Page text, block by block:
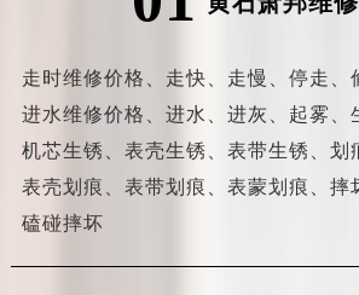
走时维修价格、 走快、 走慢、 停走、
进水维修价格、 进水、 进灰、 起雾、
机芯生锈、 表壳生锈、 表带生锈、 划
表壳划痕、 表带划痕、 表蒙划痕、 摔
磕碰摔坏